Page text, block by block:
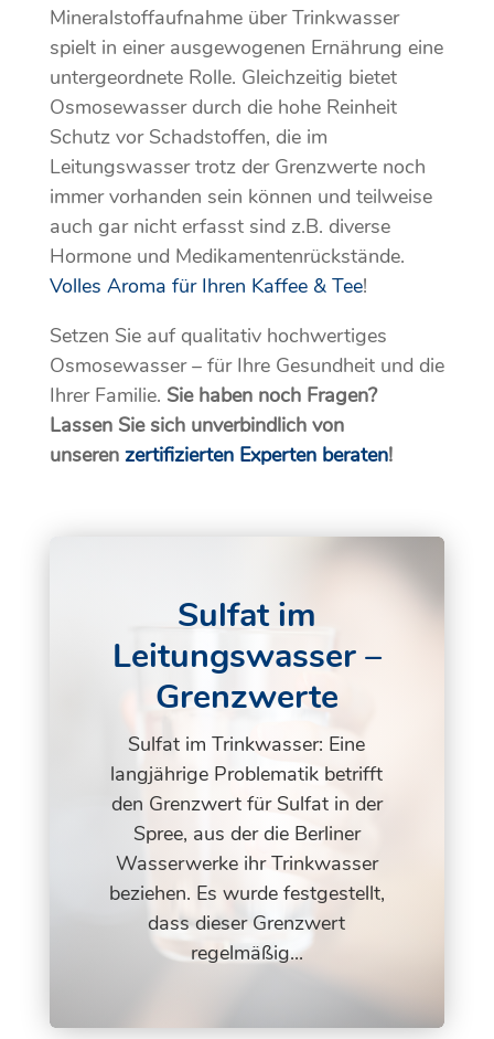
Mineralstoffaufnahme über Trinkwasser
spielt in einer ausgewogenen Ernährung eine
untergeordnete Rolle. Gleichzeitig bietet
Osmosewasser durch die hohe Reinheit
Schutz vor Schadstoffen, die im
Leitungswasser trotz der Grenzwerte noch
immer vorhanden sein können und teilweise
auch gar nicht erfasst sind z.B. diverse
Hormone und Medikamentenrückstände.
Volles Aroma für Ihren Kaffee & Tee!
Setzen Sie auf qualitativ hochwertiges
Osmosewasser – für Ihre Gesundheit und die
Ihrer Familie. Sie haben noch Fragen?
Lassen Sie sich unverbindlich von
unseren zertifizierten Experten beraten!
Sulfat im
Leitungswasser –
Grenzwerte
Sulfat im Trinkwasser: Eine
langjährige Problematik betrifft
den Grenzwert für Sulfat in der
Spree, aus der die Berliner
Wasserwerke ihr Trinkwasser
beziehen. Es wurde festgestellt,
dass dieser Grenzwert
regelmäßig...